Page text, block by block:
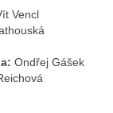
Vencl
Ondřej Gášek